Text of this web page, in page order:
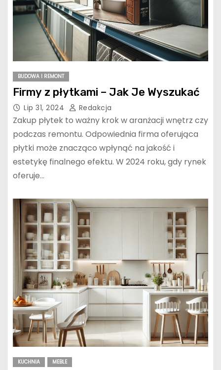
BUDOWA I REMONT
Firmy z płytkami – Jak Je Wyszukać
Lip 31, 2024 Redakcja
Zakup płytek to ważny krok w aranżacji wnętrz czy
podczas remontu. Odpowiednia firma oferująca
płytki może znacząco wpłynąć na jakość i
estetykę finalnego efektu. W 2024 roku, gdy rynek
oferuje…
KUCHNIA MEBLE